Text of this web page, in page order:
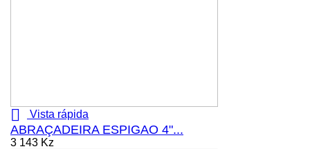
 Vista rápida
ABRAÇADEIRA ESPIGAO 4"...
3 143 Kz